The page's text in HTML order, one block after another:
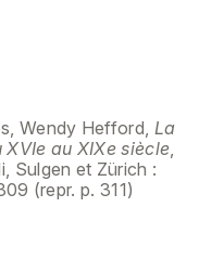
Wendy Hefford, La
au XIXe siècle,
Sulgen et Zürich :
(repr. p. 311)